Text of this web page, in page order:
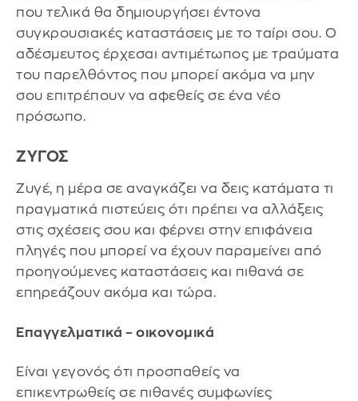
που τελικά θα δημιουργήσει έντονα
συγκρουσιακές καταστάσεις με το ταίρι σου. Ο
αδέσμευτος έρχεσαι αντιμέτωπος με τραύματα
του παρελθόντος που μπορεί ακόμα να μην
σου επιτρέπουν να αφεθείς σε ένα νέο
πρόσωπο.
ΖΥΓΟΣ
Ζυγέ, η μέρα σε αναγκάζει να δεις κατάματα τι
πραγματικά πιστεύεις ότι πρέπει να αλλάξεις
στις σχέσεις σου και φέρνει στην επιφάνεια
πληγές που μπορεί να έχουν παραμείνει από
προηγούμενες καταστάσεις και πιθανά σε
επηρεάζουν ακόμα και τώρα.
Επαγγελματικά – οικονομικά
Είναι γεγονός ότι προσπαθείς να
επικεντρωθείς σε πιθανές συμφωνίες